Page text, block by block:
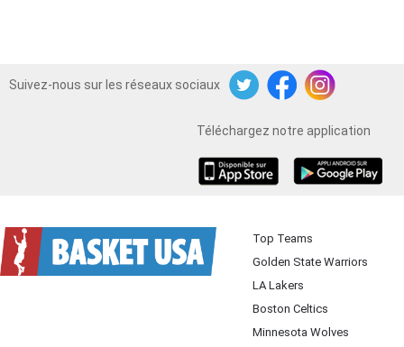
Suivez-nous sur les réseaux sociaux
TwitterFacebookInstagram
Téléchargez notre application
Top Teams
Golden State Warriors
LA Lakers
Boston Celtics
Minnesota Wolves